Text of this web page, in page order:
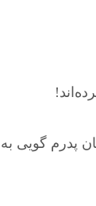
پدرم گویی